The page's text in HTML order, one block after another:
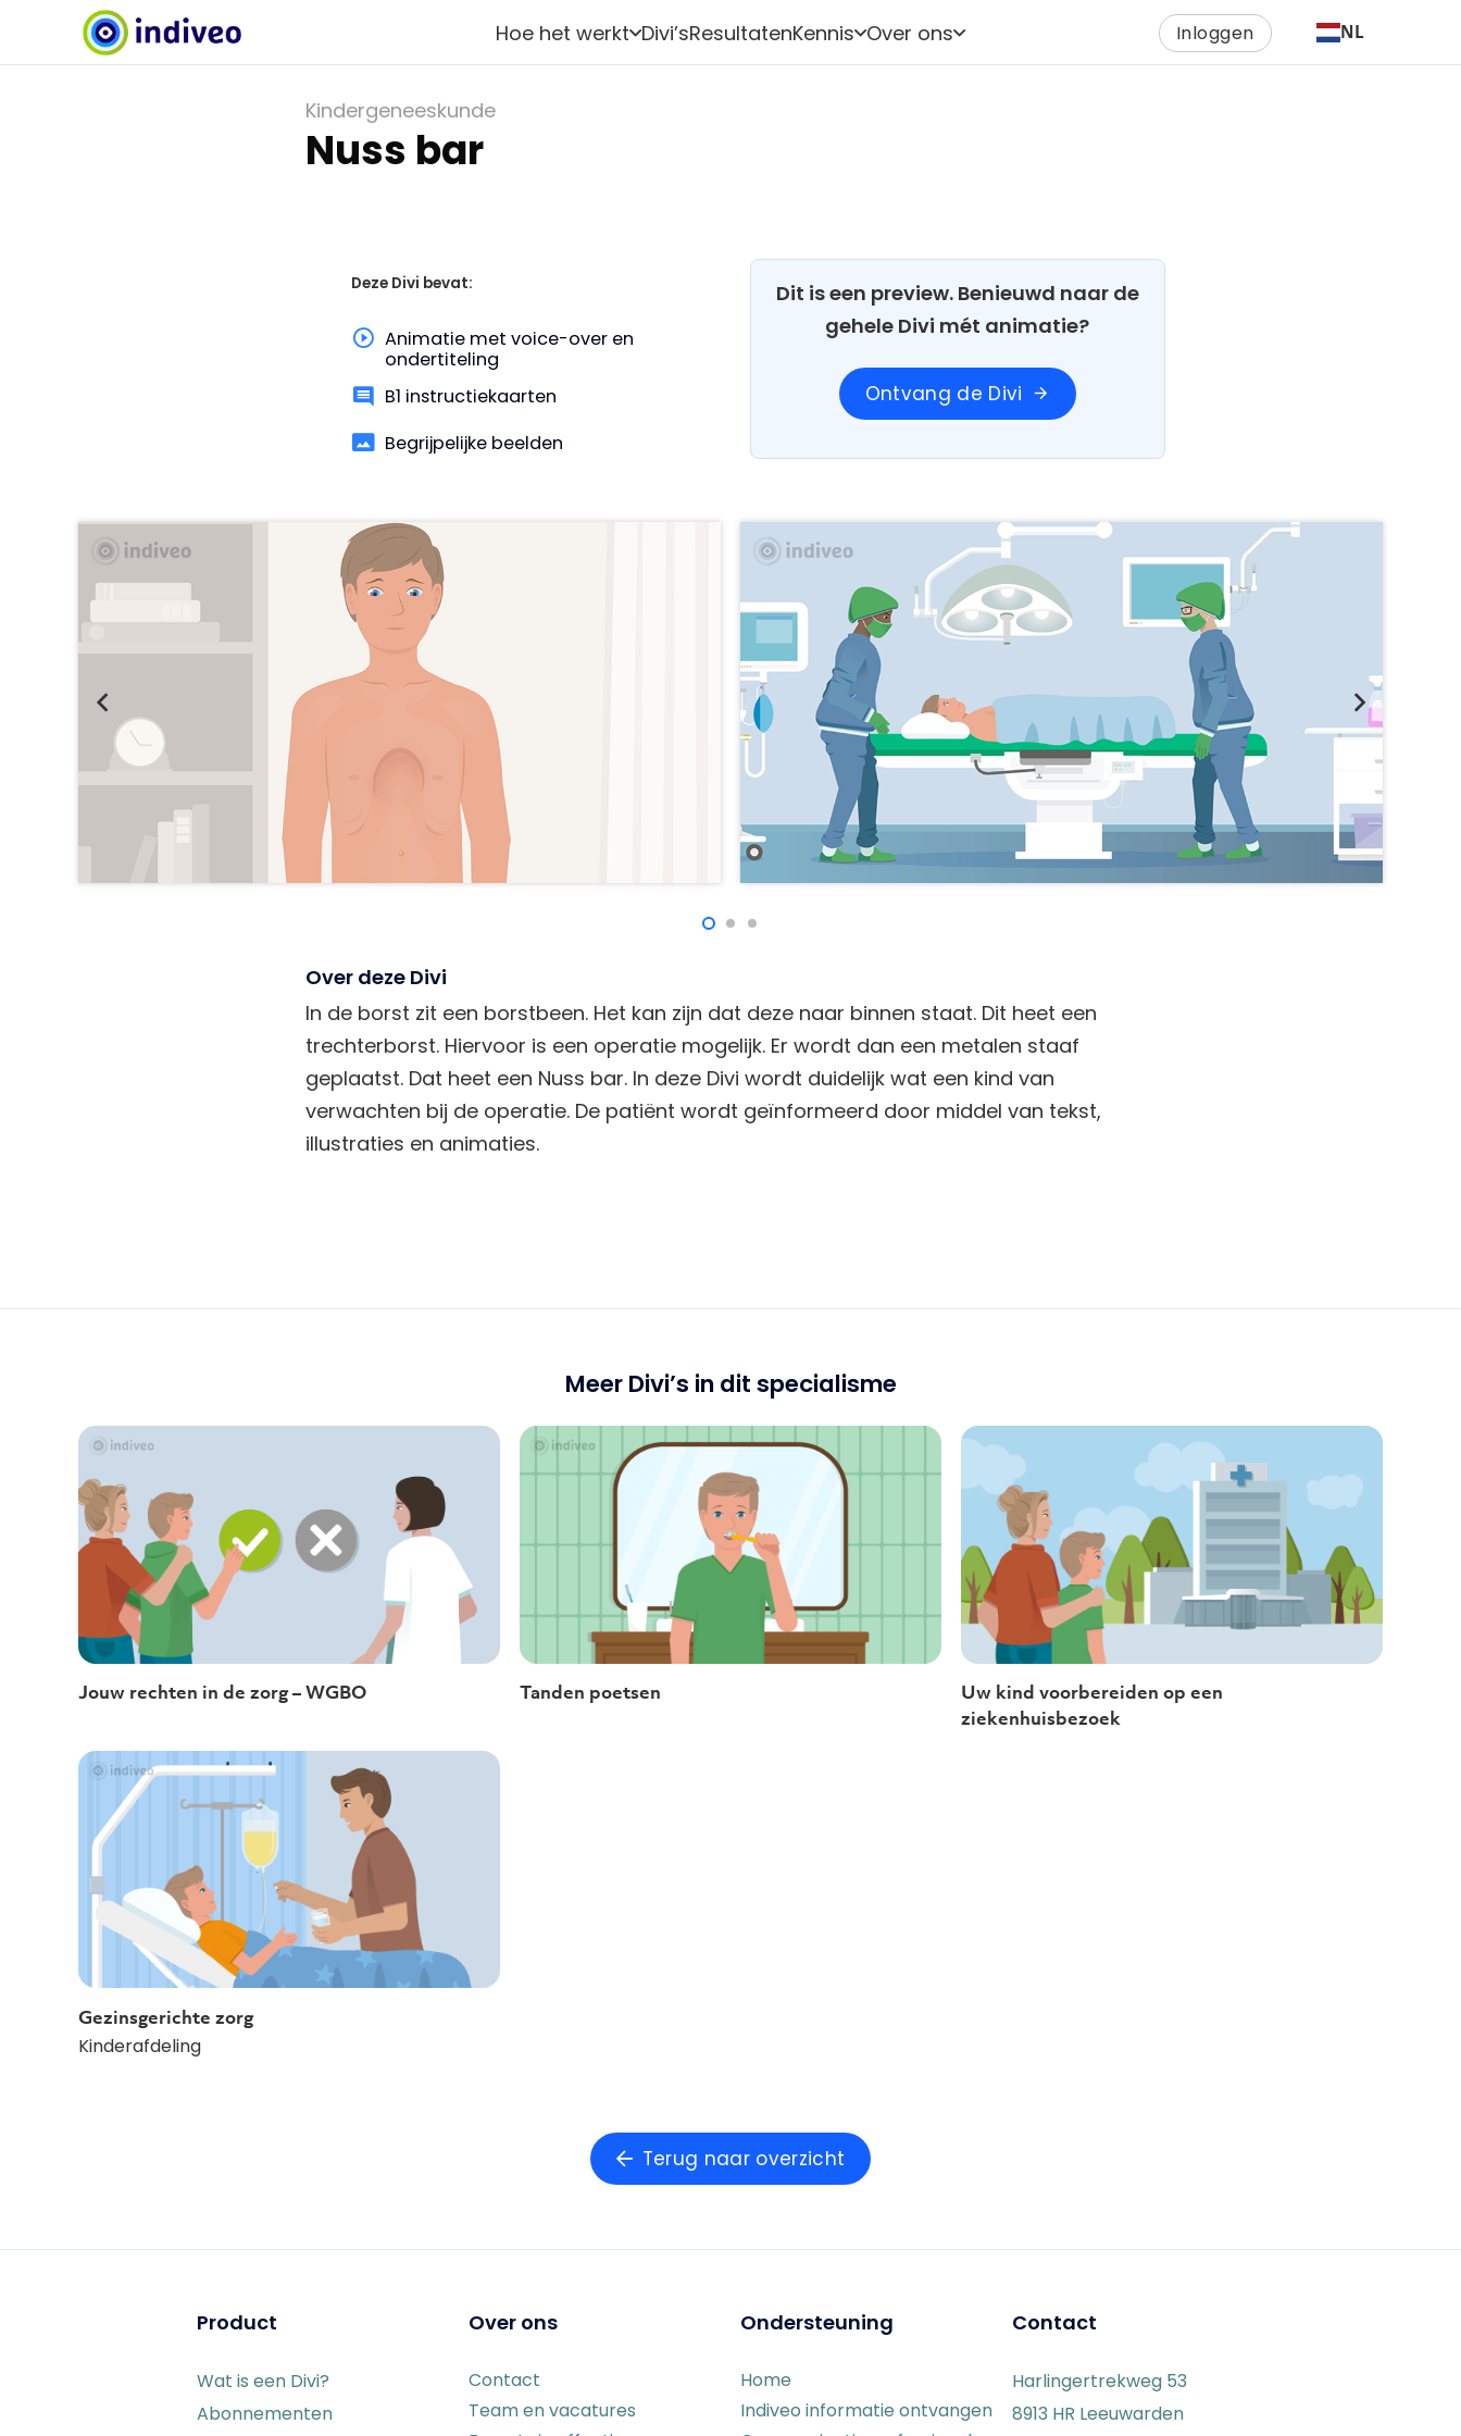
Hoe het werkt Divi’sResultatenKennis Over ons Inloggen NL
Kindergeneeskunde
Nuss bar
Deze Divi bevat:
Animatie met voice-over en
ondertiteling
B1 instructiekaarten
Begrijpelijke beelden
Dit is een preview. Benieuwd naar de
gehele Divi mét animatie?
Ontvang de Divi arrow_forward
Over deze Divi
In de borst zit een borstbeen. Het kan zijn dat deze naar binnen staat. Dit heet een
trechterborst. Hiervoor is een operatie mogelijk. Er wordt dan een metalen staaf
geplaatst. Dat heet een Nuss bar. In deze Divi wordt duidelijk wat een kind van
verwachten bij de operatie. De patiënt wordt geïnformeerd door middel van tekst,
illustraties en animaties.
Meer Divi’s in dit specialisme
Jouw rechten in de zorg – WGBO Tanden poetsen
Uw kind voorbereiden op een
ziekenhuisbezoek
Gezinsgerichte zorg
Kinderafdeling
Terug naar overzicht
Product
Wat is een Divi?
Abonnementen
Over ons
Contact
Team en vacatures
Ondersteuning
Home
Indiveo informatie ontvangen
Contact
Harlingertrekweg 53
8913 HR Leeuwarden